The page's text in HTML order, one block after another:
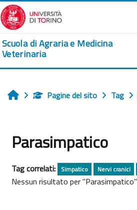
Vai al contenuto principale
Scuola di Agraria e Medicina
Veterinaria
HomePagine del sito Tag
Parasimpatico
Tag correlati: Simpatico Nervi cranici
Nessun risultato per "Parasimpatico"